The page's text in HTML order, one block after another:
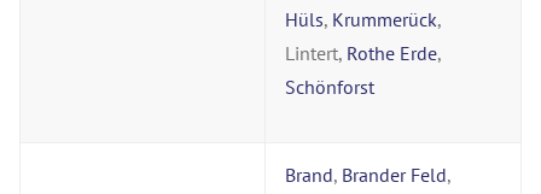
Hüls, Krummerück,
Lintert, Rothe Erde,
Schönforst
Brand, Brander Feld,